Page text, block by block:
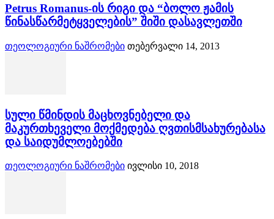
Petrus Romanus-ის რიგი და “ბოლო ჟამის
წინასწარმეტყველების” შიში დასავლეთში
თეოლოგიური ნაშრომები თებერვალი 14, 2013
სული წმინდის მაცხოვნებელი და
მაკურთხეველი მოქმედება ღვთისმსახურებასა
და საიდუმლოებებში
თეოლოგიური ნაშრომები ივლისი 10, 2018